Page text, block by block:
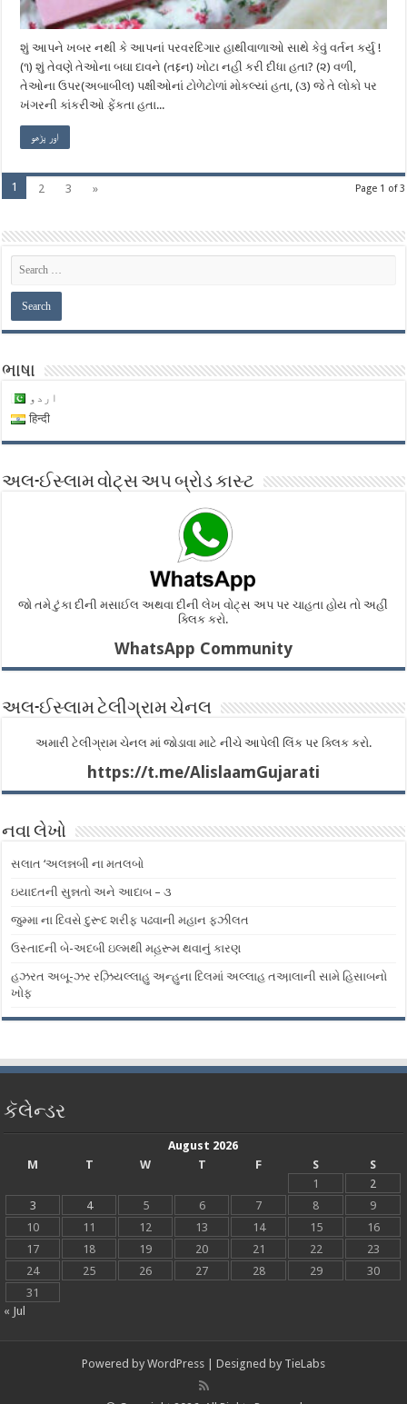
શું આપને ખબર નથી કે આપનાં પરવરદિગાર હાથીવાળાઓ સાથે કેવું વર્તન કર્યુ !
(૧) શું તેવણે તેઓના બઘા દાવને (તદ્દન) ખોટા નહી કરી દીધા હતા? (૨) વળી,
તેઓના ઉપર(અબાબીલ) પક્ષીઓનાં ટોળેટોળાં મોકલ્યાં હતા, (૩) જે તે લોકો પર
ખંગરની કાંકરીઓ ફેંકતા હતા...
اور پڑھو
Page 1 of 3
1 2 3 »
ભાષા
اردو
हिन्दी
અલ-ઈસ્લામ વોટ્સ અપ બ્રોડ કાસ્ટ
જો તમે ટુંકા દીની મસાઈલ અથવા દીની લેખ વોટ્સ અપ પર ચાહતા હોય તો અહીં
ક્લિક કરો.
WhatsApp Community
અલ-ઈસ્લામ ટેલીગ્રામ ચેનલ
અમારી ટેલીગ્રામ ચેનલ માં જોડાવા માટે નીચે આપેલી લિંક પર ક્લિક કરો.
https://t.me/AlislaamGujarati
નવા લેખો
સલાત ‘અલન્નબી ના મતલબો
ઇયાદતની સુન્નતો અને આદાબ – ૩
જુમ્મા ના દિવસે દુરૂદ શરીફ પઢવાની મહાન ફઝીલત
ઉસ્તાદની બે-અદબી ઇલ્મથી મહ઼રૂમ થવાનું કારણ
હઝરત અબૂ-ઝર રઝ઼િયલ્લાહુ અ઼ન્હુના દિલમાં અલ્લાહ તઅ઼ાલાની સામે હિસાબનો
ખોફ
કૅલેન્ડર
August 2026
M
T W T F S
S
1
2
3
4 5 6 7 8
9
10
11 12 13 14 15
16
17
18 19 20 21 22
23
24
25 26 27 28 29
30
31
« Jul
Powered by WordPress | Designed by TieLabs